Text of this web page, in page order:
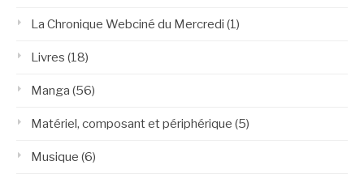
La Chronique Webciné du Mercredi (1)
Livres (18)
Manga (56)
Matériel, composant et périphérique (5)
Musique (6)